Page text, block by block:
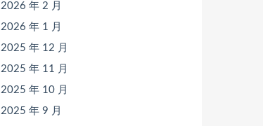
2026 年 2 月
2026 年 1 月
2025 年 12 月
2025 年 11 月
2025 年 10 月
2025 年 9 月